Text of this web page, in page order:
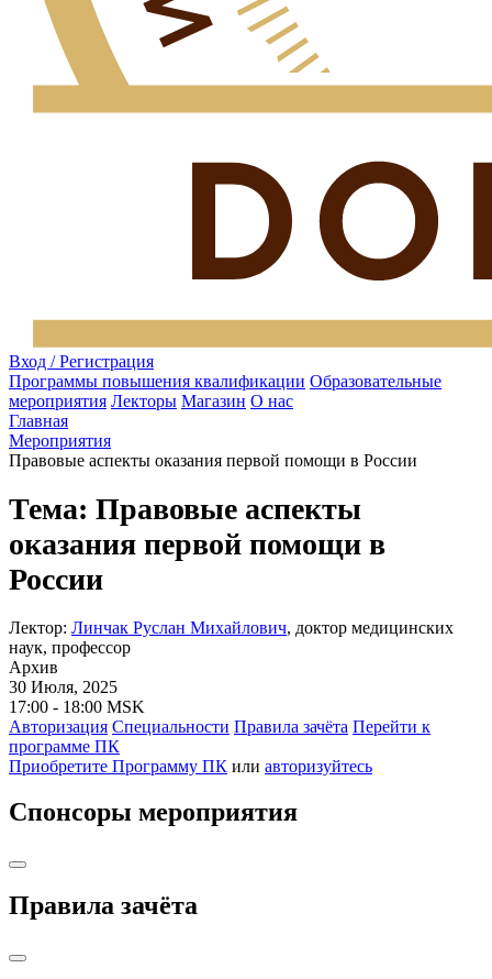
Вход / Регистрация
Программы повышения квалификации Образовательные
мероприятия Лекторы Магазин О нас
Главная
Мероприятия
Правовые аспекты оказания первой помощи в России
Тема: Правовые аспекты
оказания первой помощи в
России
Лектор: Линчак Руслан Михайлович, доктор медицинских
наук, профессор
Архив
30 Июля, 2025
17:00 - 18:00 MSK
Авторизация Cпециальности Правила зачёта Перейти к
программе ПК
Приобретите Программу ПК или авторизуйтесь
Спонсоры мероприятия
Правила зачёта